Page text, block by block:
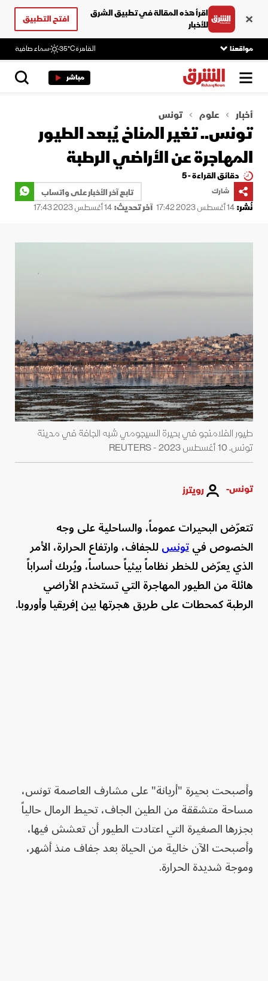
اقرأ هذه المقالة في تطبيق الشرق
للأخبار
افتح التطبيق
مواقعنا القاهرة35°C سماء صافية
مباشر
أخبار علوم تونس
تونس.. تغير المناخ يُبعد الطيور
المهاجرة عن الأراضي الرطبة
دقائق القراءة - 5
شارك
تابع آخر الأخبار على واتساب
نُشر:14 أغسطس 2023 17:42 آخر تحديث:14 أغسطس 2023 17:43
طيور الفلامنجو في بحيرة السيجومي شبه الجافة في مدينة
تونس. 10 أغسطس 2023 - REUTERS
تونس- رويترز
تتعرّض البحيرات عموماً، والساحلية على وجه
الخصوص فيتونسللجفاف، وارتفاع الحرارة، الأمر
الذي يعرّض للخطر نظاماً بيئياً حساساً، ويُربك أسراباً
هائلة من الطيور المهاجرة التي تستخدم الأراضي
الرطبة كمحطات على طريق هجرتها بين إفريقيا وأوروبا.
وأصبحت بحيرة "أريانة" على مشارف العاصمة تونس،
مساحة متشققة من الطين الجاف، تحيط الرمال حالياً
بجزرها الصغيرة التي اعتادت الطيور أن تعشش فيها،
وأصبحت الآن خالية من الحياة بعد جفاف منذ أشهر،
وموجة شديدة الحرارة.